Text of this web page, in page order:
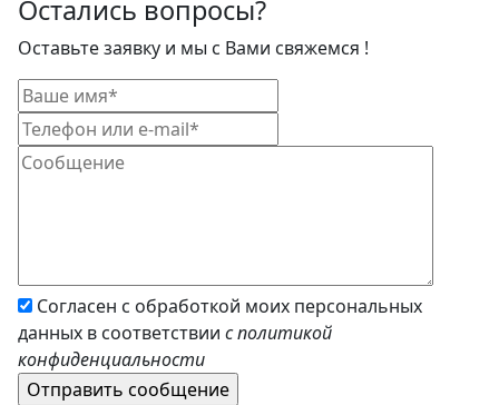
Остались вопросы?
Оставьте заявку и мы с Вами свяжемся !
Согласен с обработкой моих персональных
данных в соответствии с политикой
конфиденциальности